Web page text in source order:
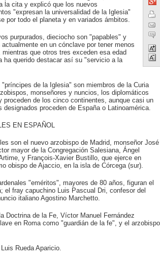
la cita y explicó que los nuevos
"expresan la universalidad de la Iglesia"
por todo el planeta y en variados ámbitos.
purpurados, dieciocho son "papables" y
actualmente en un cónclave por tener menos
mientras que otros tres exceden esa edad
ha querido destacar así su "servicio a la
"príncipes de la Iglesia" son miembros de la Curia
monseñores y nuncios, los diplomáticos
proceden de los cinco continentes, aunque casi un
designados proceden de España o Latinoamérica.
EN ESPAÑOL
son el nuevo arzobispo de Madrid, monseñor José
mayor de la Congregación Salesiana, Ángel
y François-Xavier Bustillo, que ejerce en
obispo de Ajaccio, en la isla de Córcega (sur).
"eméritos", mayores de 80 años, figuran el
el fray capuchino Luis Pascual Dri, confesor del
italiano Agostino Marchetto.
Doctrina de la Fe, Víctor Manuel Fernández
en Roma como "guardián de la fe", y el arzobispo
Rueda Aparicio.